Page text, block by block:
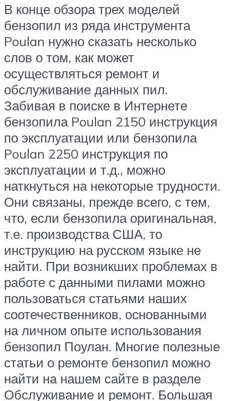
В конце обзора трех моделей
бензопил из ряда инструмента
Poulan нужно сказать несколько
слов о том, как может
осуществляться ремонт и
обслуживание данных пил.
Забивая в поиске в Интернете
бензопила Poulan 2150 инструкция
по эксплуатации или бензопила
Poulan 2250 инструкция по
эксплуатации и т.д., можно
наткнуться на некоторые трудности.
Они связаны, прежде всего, с тем,
что, если бензопила оригинальная,
т.е. производства США, то
инструкцию на русском языке не
найти. При возникших проблемах в
работе с данными пилами можно
пользоваться статьями наших
соотечественников, основанными
на личном опыте использования
бензопил Поулан. Многие полезные
статьи о ремонте бензопил можно
найти на нашем сайте в разделе
Обслуживание и ремонт. Большая